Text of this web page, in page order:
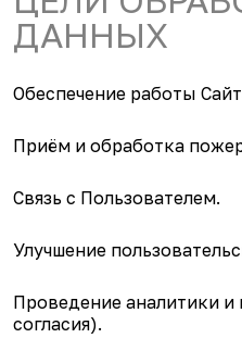
ДАННЫХ
Обеспечение работы
Приём и обработка
Связь с Пользователем.
Улучшение
Проведение аналитики и
согласия).